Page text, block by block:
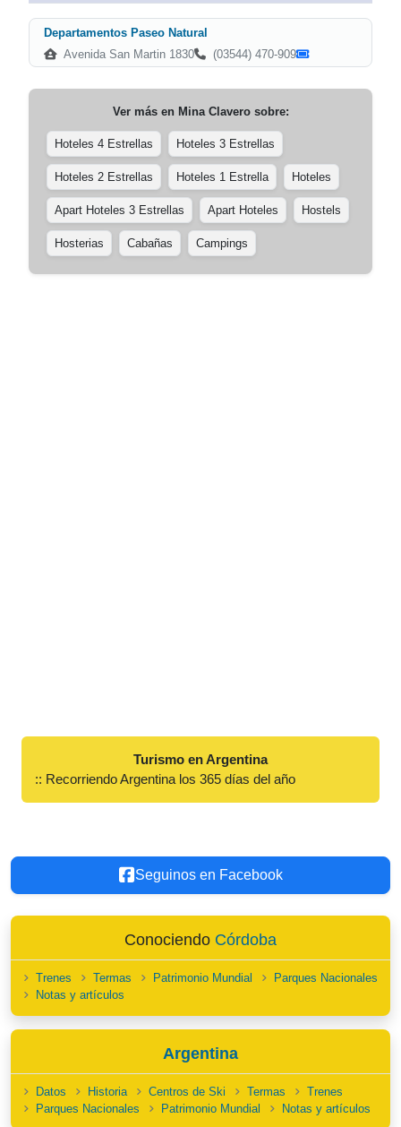
Departamentos Paseo Natural
Avenida San Martin 1830
(03544) 470-909
Ver más en Mina Claverosobre:
Hoteles 4 Estrellas Hoteles 3 Estrellas
Hoteles 2 Estrellas Hoteles 1 Estrella Hoteles
Apart Hoteles 3 Estrellas Apart Hoteles Hostels
Hosterias Cabañas Campings
Turismo en Argentina
:: Recorriendo Argentina los 365 días del año
Seguinos en Facebook
Conociendo Córdoba
Trenes Termas Patrimonio Mundial
Parques Nacionales
Notas y artículos
Argentina
Datos Historia Centros de Ski Termas
Trenes
Parques Nacionales
Patrimonio Mundial Notas y artículos